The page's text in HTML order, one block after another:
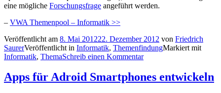
eine mögliche Forschungsfrage angeführt werden.
– VWA Themenpool – Informatik >>
Veröffentlicht am 8. Mai 201222. Dezember 2012 von Friedrich
SaurerVeröffentlicht in Informatik, ThemenfindungMarkiert mit
Informatik, ThemaSchreib einen Kommentar
Apps für Adroid Smartphones entwickeln